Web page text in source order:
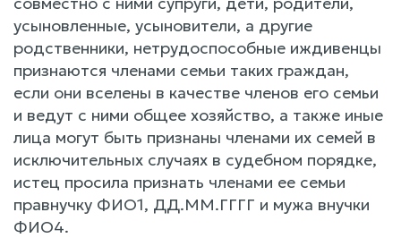
усыновленные, усыновители, а другие
родственники, нетрудоспособные иждивенцы
признаются членами семьи таких граждан,
если они вселены в качестве членов его семьи
и ведут с ними общее хозяйство, а также иные
лица могут быть признаны членами их семей в
исключительных случаях в судебном порядке,
истец просила признать членами ее семьи
правнучку ФИО1, ДД.ММ.ГГГГ и мужа внучки
ФИО4.